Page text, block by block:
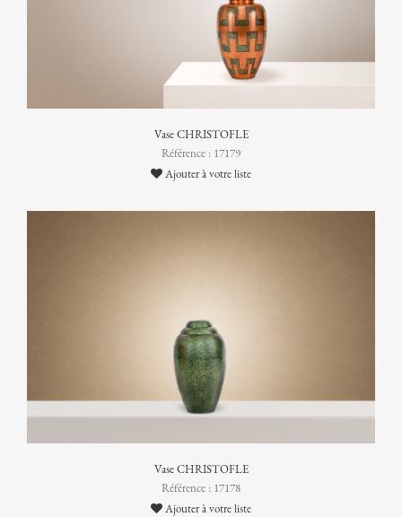
Vase CHRISTOFLE
Référence : 17179
Ajouter à votre liste
Vase CHRISTOFLE
Référence : 17178
Ajouter à votre liste